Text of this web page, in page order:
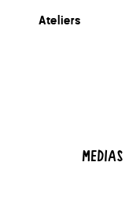
Ateliers
MEDIAS